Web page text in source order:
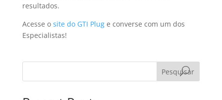
resultados.
Acesse o site do GTI Pluge converse com um dos
Especialistas!
Pesquisar